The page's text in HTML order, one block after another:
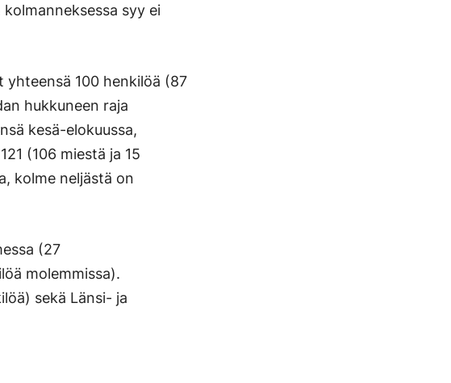
syy ei
yhteensä 100 henkilöä (87
hukkuneen raja
kesä-elokuussa,
(106 miestä ja 15
kolme neljästä on
(27
molemmissa).
sekä Länsi- ja